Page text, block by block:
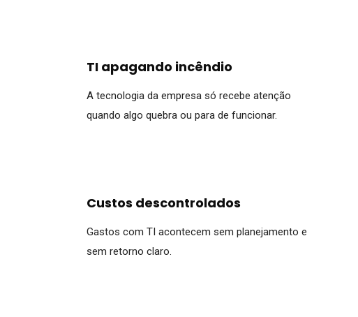
TI apagando incêndio
A tecnologia da empresa só recebe atenção
quando algo quebra ou para de funcionar.
Custos descontrolados
Gastos com TI acontecem sem planejamento e
sem retorno claro.